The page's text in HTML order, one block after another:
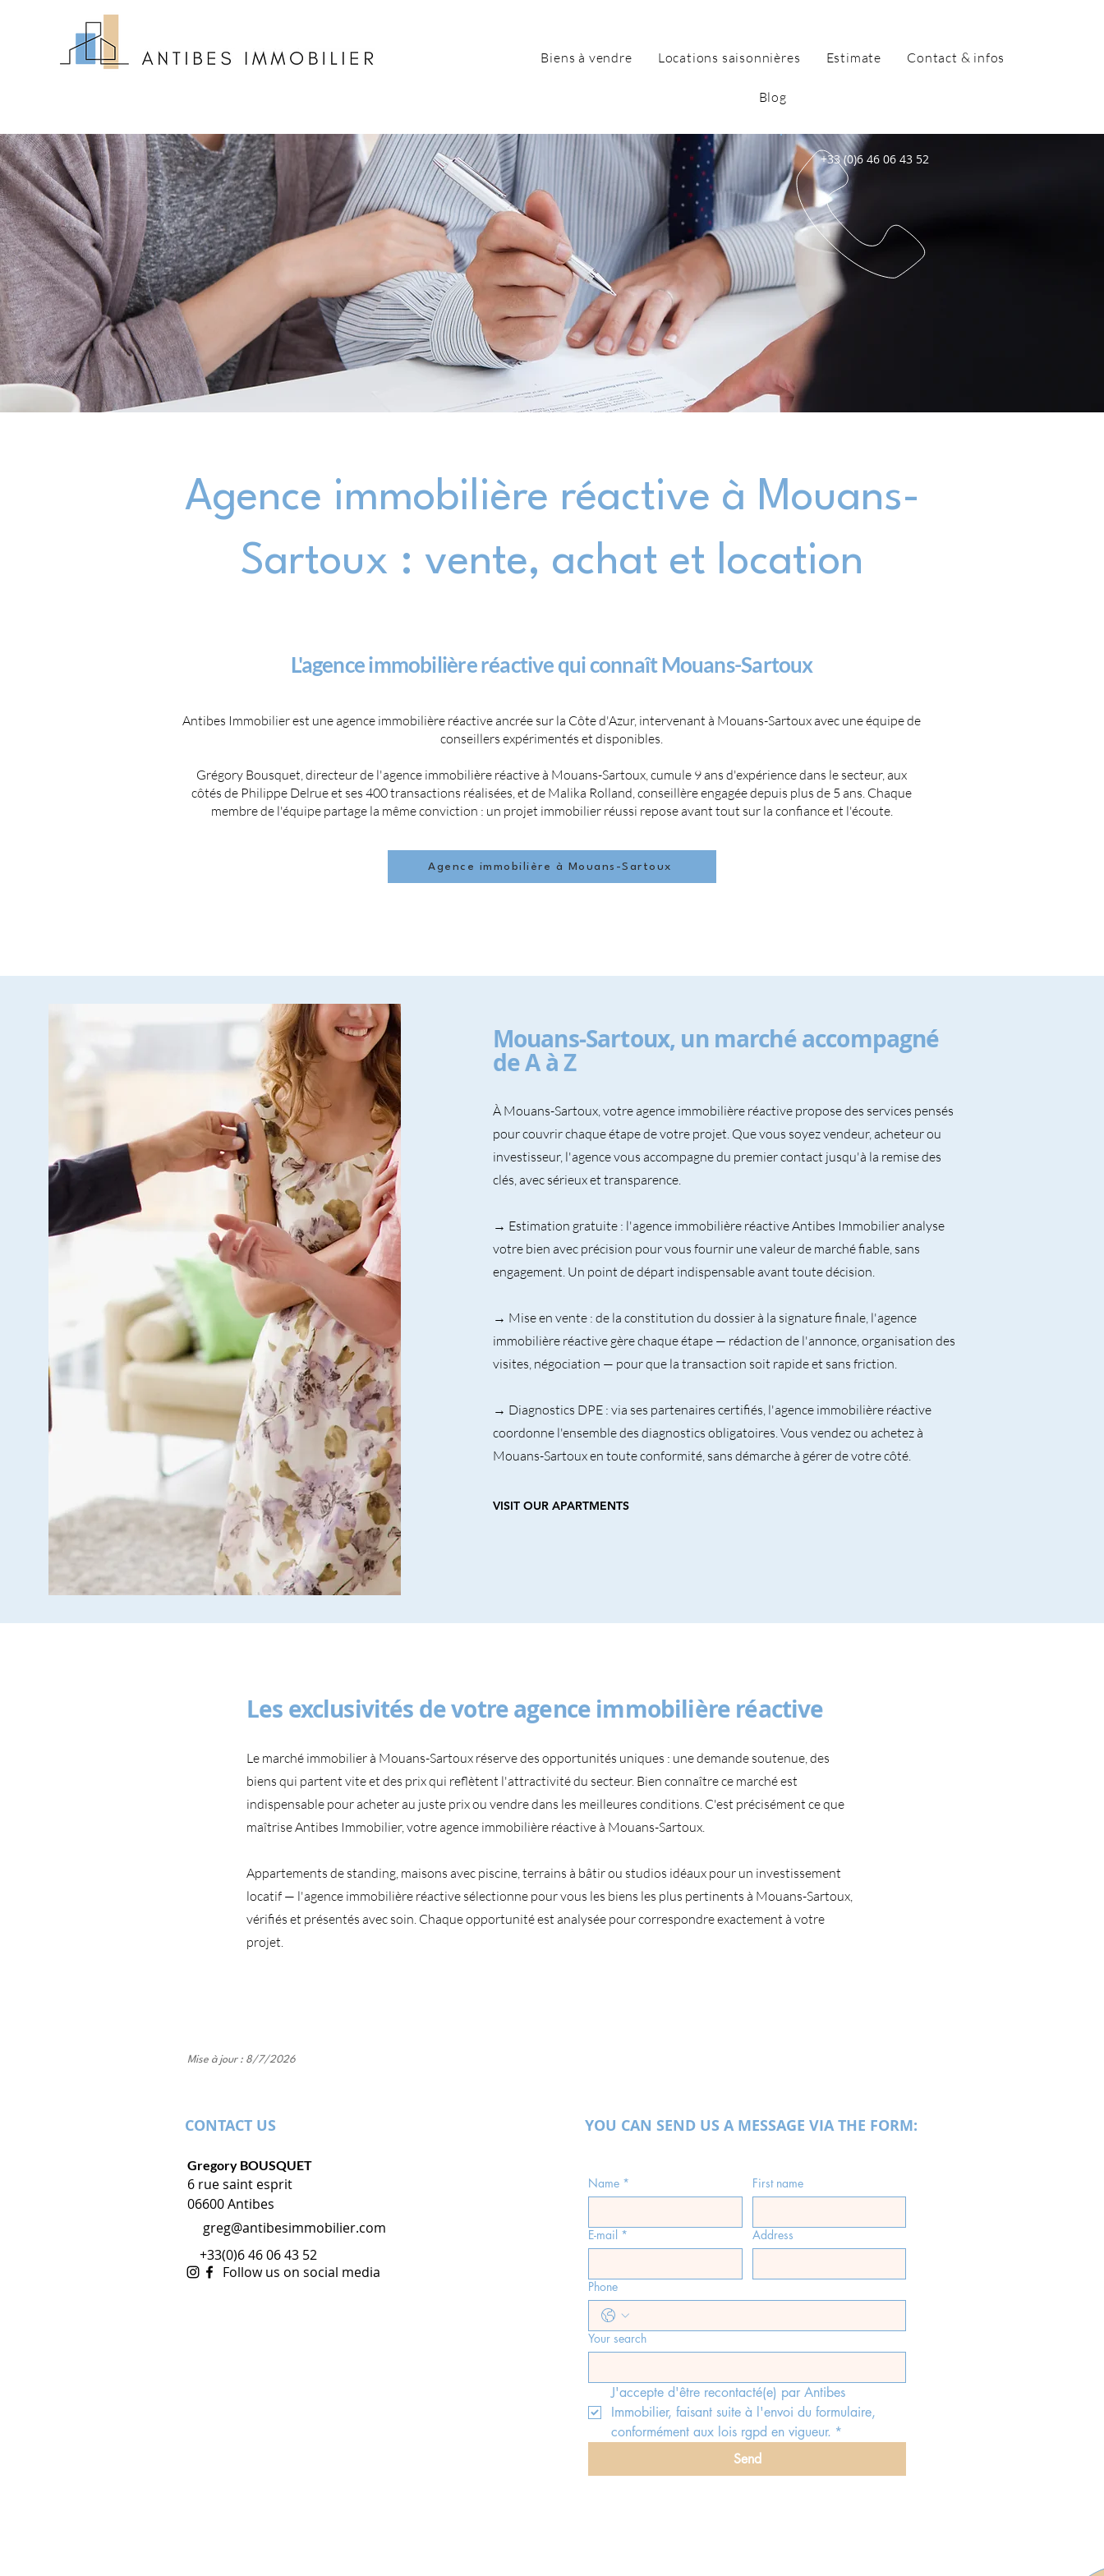
Biens à vendre Locations saisonnières Estimate Contact & infos
Blog
+33 (0)6 46 06 43 52
Agence immobilière réactive à Mouans-
Sartoux : vente, achat et location
L'agence immobilière réactive qui connaît Mouans-Sartoux
Antibes Immobilier est une agence immobilière réactive ancrée sur la Côte d'Azur, intervenant à Mouans-Sartoux avec une équipe de
conseillers expérimentés et disponibles.
Grégory Bousquet, directeur de l'agence immobilière réactive à Mouans-Sartoux, cumule 9 ans d'expérience dans le secteur, aux
côtés de Philippe Delrue et ses 400 transactions réalisées, et de Malika Rolland, conseillère engagée depuis plus de 5 ans. Chaque
membre de l'équipe partage la même conviction : un projet immobilier réussi repose avant tout sur la confiance et l'écoute.
Agence immobilière à Mouans-Sartoux
Mouans-Sartoux, un marché accompagné
de A à Z
À Mouans-Sartoux, votre agence immobilière réactive propose des services pensés
pour couvrir chaque étape de votre projet. Que vous soyez vendeur, acheteur ou
investisseur, l'agence vous accompagne du premier contact jusqu'à la remise des
clés, avec sérieux et transparence.
→ Estimation gratuite : l'agence immobilière réactive Antibes Immobilier analyse
votre bien avec précision pour vous fournir une valeur de marché fiable, sans
engagement. Un point de départ indispensable avant toute décision.
→ Mise en vente : de la constitution du dossier à la signature finale, l'agence
immobilière réactive gère chaque étape — rédaction de l'annonce, organisation des
visites, négociation — pour que la transaction soit rapide et sans friction.
→ Diagnostics DPE : via ses partenaires certifiés, l'agence immobilière réactive
coordonne l'ensemble des diagnostics obligatoires. Vous vendez ou achetez à
Mouans-Sartoux en toute conformité, sans démarche à gérer de votre côté.
VISIT OUR APARTMENTS
Les exclusivités de votre agence immobilière réactive
Le marché immobilier à Mouans-Sartoux réserve des opportunités uniques : une demande soutenue, des
biens qui partent vite et des prix qui reflètent l'attractivité du secteur. Bien connaître ce marché est
indispensable pour acheter au juste prix ou vendre dans les meilleures conditions. C'est précisément ce que
maîtrise Antibes Immobilier, votre agence immobilière réactive à Mouans-Sartoux.
Appartements de standing, maisons avec piscine, terrains à bâtir ou studios idéaux pour un investissement
locatif — l'agence immobilière réactive sélectionne pour vous les biens les plus pertinents à Mouans-Sartoux,
vérifiés et présentés avec soin. Chaque opportunité est analysée pour correspondre exactement à votre
projet.
Mise à jour : 8/7/2026
CONTACT US
Gregory BOUSQUET
6 rue saint esprit
06600 Antibes
greg@antibesimmobilier.com
+33(0)6 46 06 43 52
Follow us on social media
YOU CAN SEND US A MESSAGE VIA THE FORM:
Name * First name
E-mail * Address
Phone
Your search
J'accepte d'être recontacté(e) par Antibes
Immobilier, faisant suite à l'envoi du formulaire,
conformément aux lois rgpd en vigueur. *
Send